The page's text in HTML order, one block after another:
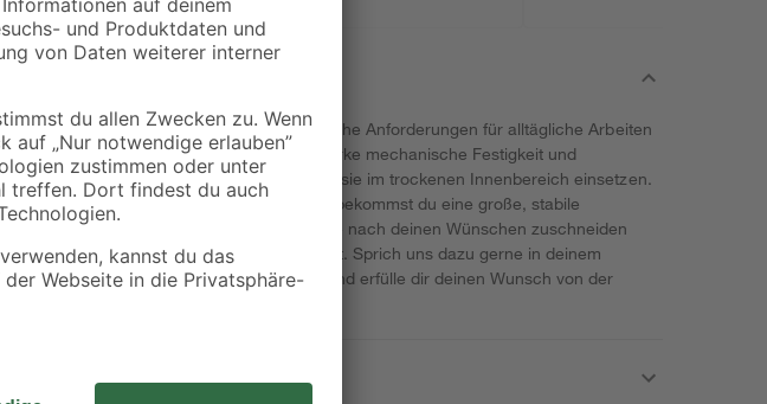
Arbeitsplatte 'Naturstein' von Vereg erfüllt hohe Anforderungen für alltägliche Arbeiten
Küche. Die Platte aus Span ist für ihre starke mechanische Festigkeit und
Eigenschaften zertifiziert. Du kannst sie im trockenen Innenbereich einsetzen.
der Artikelmaße von 4100 x 600 x 38 mm bekommst du eine große, stabile
Du kannst die Küchenarbeitsplatte nach deinen Wünschen zuschneiden
damit sie individuell in deine Küche passt. Sprich uns dazu gerne in deinem
toom Baumarkt an. Schlag direkt zu und erfülle dir deinen Wunsch von der